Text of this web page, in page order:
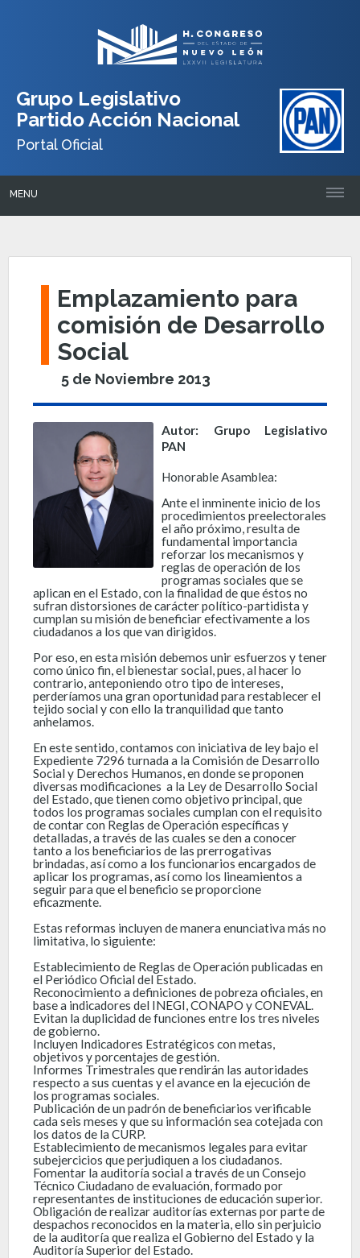
Grupo Legislativo
Partido Acción Nacional
Portal Oficial
MENU
Emplazamiento para
comisión de Desarrollo
Social
5 de Noviembre 2013
Autor: Grupo Legislativo
PAN
Honorable Asamblea:
Ante el inminente inicio de los
procedimientos preelectorales
el año próximo, resulta de
fundamental importancia
reforzar los mecanismos y
reglas de operación de los
programas sociales que se
aplican en el Estado, con la finalidad de que éstos no
sufran distorsiones de carácter político-partidista y
cumplan su misión de beneficiar efectivamente a los
ciudadanos a los que van dirigidos.
Por eso, en esta misión debemos unir esfuerzos y tener
como único fin, el bienestar social, pues, al hacer lo
contrario, anteponiendo otro tipo de intereses,
perderíamos una gran oportunidad para restablecer el
tejido social y con ello la tranquilidad que tanto
anhelamos.
En este sentido, contamos con iniciativa de ley bajo el
Expediente 7296 turnada a la Comisión de Desarrollo
Social y Derechos Humanos, en donde se proponen
diversas modificaciones a la Ley de Desarrollo Social
del Estado, que tienen como objetivo principal, que
todos los programas sociales cumplan con el requisito
de contar con Reglas de Operación específicas y
detalladas, a través de las cuales se den a conocer
tanto a los beneficiarios de las prerrogativas
brindadas, así como a los funcionarios encargados de
aplicar los programas, así como los lineamientos a
seguir para que el beneficio se proporcione
eficazmente.
Estas reformas incluyen de manera enunciativa más no
limitativa, lo siguiente:
Establecimiento de Reglas de Operación publicadas en
el Periódico Oficial del Estado.
Reconocimiento a definiciones de pobreza oficiales, en
base a indicadores del INEGI, CONAPO y CONEVAL.
Evitan la duplicidad de funciones entre los tres niveles
de gobierno.
Incluyen Indicadores Estratégicos con metas,
objetivos y porcentajes de gestión.
Informes Trimestrales que rendirán las autoridades
respecto a sus cuentas y el avance en la ejecución de
los programas sociales.
Publicación de un padrón de beneficiarios verificable
cada seis meses y que su información sea cotejada con
los datos de la CURP.
Establecimiento de mecanismos legales para evitar
subejercicios que perjudiquen a los ciudadanos.
Fomentar la auditoría social a través de un Consejo
Técnico Ciudadano de evaluación, formado por
representantes de instituciones de educación superior.
Obligación de realizar auditorías externas por parte de
despachos reconocidos en la materia, ello sin perjuicio
de la auditoría que realiza el Gobierno del Estado y la
Auditoría Superior del Estado.